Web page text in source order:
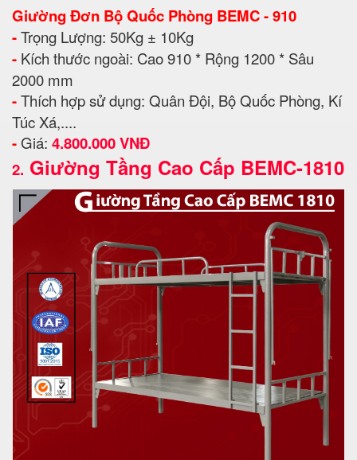
Giường Đơn Bộ Quốc Phòng BEMC - 910
-Trọng Lượng: 50Kg ± 10Kg
- Kích thước ngoài: Cao 910 * Rộng 1200 * Sâu
2000 mm
-Thích hợp sử dụng: Quân Đội, Bộ Quốc Phòng, Kí
Túc Xá,....
- Giá: 4.800.000 VNĐ
2. Giường Tầng Cao Cấp BEMC-1810